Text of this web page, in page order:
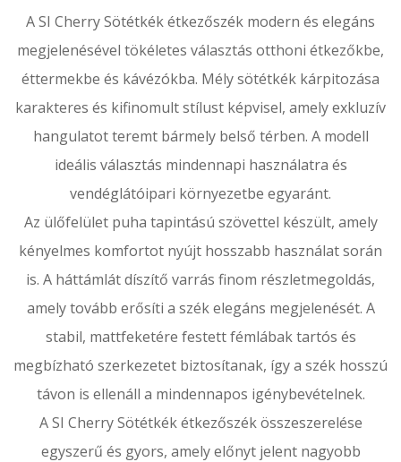
A SI Cherry Sötétkék étkezőszék modern és elegáns
megjelenésével tökéletes választás otthoni étkezőkbe,
éttermekbe és kávézókba. Mély sötétkék kárpitozása
karakteres és kifinomult stílust képvisel, amely exkluzív
hangulatot teremt bármely belső térben. A modell
ideális választás mindennapi használatra és
vendéglátóipari környezetbe egyaránt.
Az ülőfelület puha tapintású szövettel készült, amely
kényelmes komfortot nyújt hosszabb használat során
is. A háttámlát díszítő varrás finom részletmegoldás,
amely tovább erősíti a szék elegáns megjelenését. A
stabil, mattfeketére festett fémlábak tartós és
megbízható szerkezetet biztosítanak, így a szék hosszú
távon is ellenáll a mindennapos igénybevételnek.
A SI Cherry Sötétkék étkezőszék összeszerelése
egyszerű és gyors, amely előnyt jelent nagyobb